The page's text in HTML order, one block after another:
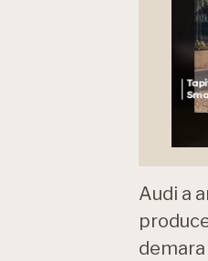
Audi a